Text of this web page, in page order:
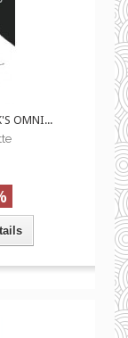
OMNI...